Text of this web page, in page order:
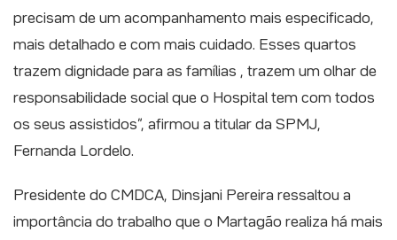
precisam de um acompanhamento mais especificado,
mais detalhado e com mais cuidado. Esses quartos
trazem dignidade para as famílias , trazem um olhar de
responsabilidade social que o Hospital tem com todos
os seus assistidos”, afirmou a titular da SPMJ,
Fernanda Lordelo.
Presidente do CMDCA, Dinsjani Pereira ressaltou a
importância do trabalho que o Martagão realiza há mais